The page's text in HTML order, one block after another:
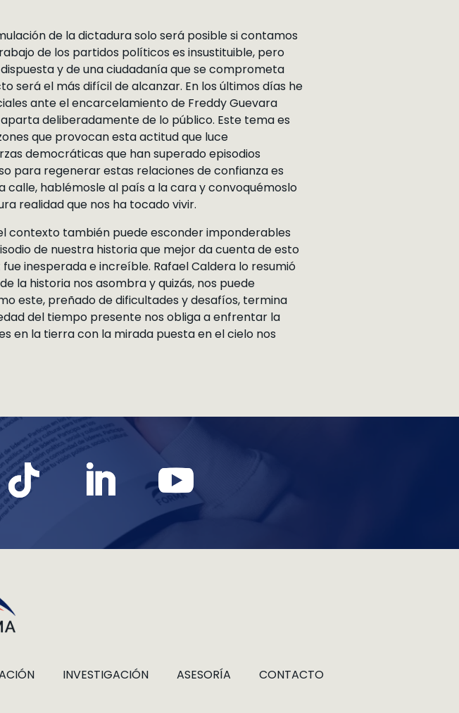
de la dictadura solo será posible si contamos
de los partidos políticos es insustituible, pero
y de una ciudadanía que se comprometa
será el más difícil de alcanzar. En los últimos días he
ante el encarcelamiento de Freddy Guevara
deliberadamente de lo público. Este tema es
que provocan esta actitud que luce
democráticas que han superado episodios
para regenerar estas relaciones de confianza es
calle, hablémosle al país a la cara y convoquémoslo
realidad que nos ha tocado vivir.
contexto también puede esconder imponderables
de nuestra historia que mejor da cuenta de esto
fue inesperada e increíble. Rafael Caldera lo resumió
la historia nos asombra y quizás, nos puede
este, preñado de dificultades y desafíos, termina
del tiempo presente nos obliga a enfrentar la
en la tierra con la mirada puesta en el cielo nos
INVESTIGACIÓN ASESORÍA CONTACTO